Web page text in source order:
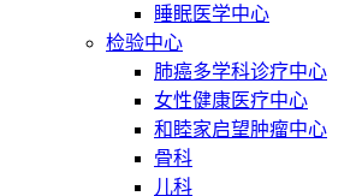
睡眠医学中心
检验中心
肺癌多学科诊疗中心
女性健康医疗中心
和睦家启望肿瘤中心
骨科
儿科